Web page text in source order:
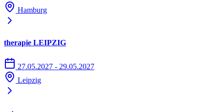
Hamburg
therapie LEIPZIG
27.05.2027 - 29.05.2027
Leipzig